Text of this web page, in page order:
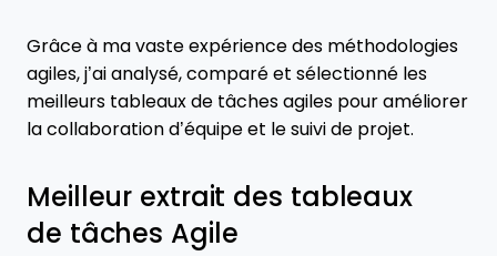
Grâce à ma vaste expérience des méthodologies
agiles, j’ai analysé, comparé et sélectionné les
meilleurs tableaux de tâches agiles pour améliorer
la collaboration d’équipe et le suivi de projet.
Meilleur extrait des tableaux
de tâches Agile